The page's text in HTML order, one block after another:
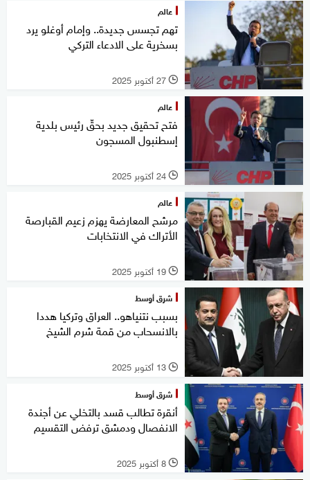
عالم
تهم تجسس جديدة.. وإمام أوغلو يرد
بسخرية على الادعاء التركي
l 27 أكتوبر 2025
عالم
فتح تحقيق جديد بحقّ رئيس بلدية
إسطنبول المسجون
l 24 أكتوبر 2025
عالم
مرشح المعارضة يهزم زعيم القبارصة
الأتراك في الانتخابات
l 19 أكتوبر 2025
شرق أوسط
بسبب نتنياهو.. العراق وتركيا هددا
بالانسحاب من قمة شرم الشيخ
l 13 أكتوبر 2025
شرق أوسط
أنقرة تطالب قسد بالتخلي عن أجندة
الانفصال ودمشق ترفض التقسيم
l 8 أكتوبر 2025